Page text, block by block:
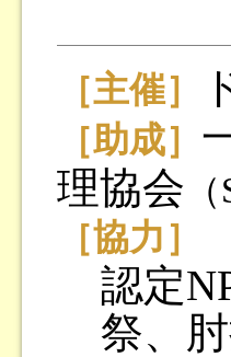
［主催］
［助成］
理協会
［協力］
認定
祭、